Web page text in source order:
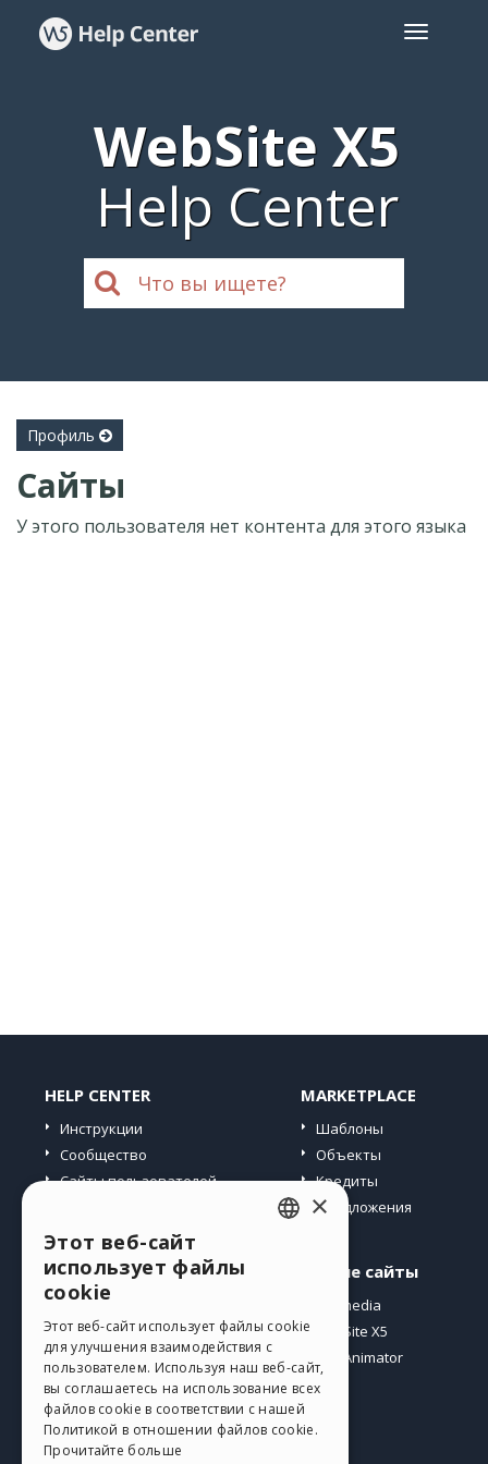
WebSite X5
Help Center
Профиль
Сайты
У этого пользователя нет контента для этого языка
HELP CENTER
Инструкции
Сообщество
Сайты пользователей
MARKETPLACE
Шаблоны
Объекты
Кредиты
Предложения
Профиль
Мои посты
Мои лицензии
Загрузить
Веб-хостинг
Мои кредиты
Другие сайты
Incomedia
WebSite X5
WebAnimator
GERMAN
SPANISH
PORTUGUESE
POLISH
×
Этот веб-сайт
использует файлы
cookie
Этот веб-сайт использует файлы cookie
для улучшения взаимодействия с
пользователем. Используя наш веб-сайт,
вы соглашаетесь на использование всех
файлов cookie в соответствии с нашей
Политикой в ​​отношении файлов cookie.
Прочитайте больше